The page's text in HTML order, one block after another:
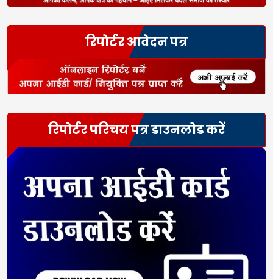
रिपोर्टर आवेदन पत्र
रिपोर्टर परिचय पत्र डाउनलोड करें